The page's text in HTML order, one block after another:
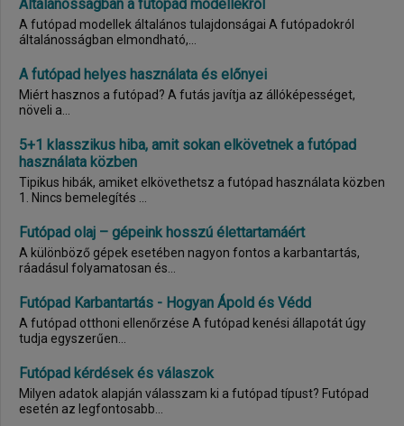
Általánosságban a futópad modellekről
A futópad modellek általános tulajdonságai A futópadokról
általánosságban elmondható,...
A futópad helyes használata és előnyei
Miért hasznos a futópad? A futás javítja az állóképességet,
növeli a...
5+1 klasszikus hiba, amit sokan elkövetnek a futópad
használata közben
Tipikus hibák, amiket elkövethetsz a futópad használata közben
Futópad olaj – gépeink hosszú élettartamáért
A különböző gépek esetében nagyon fontos a karbantartás,
ráadásul folyamatosan és...
Futópad Karbantartás - Hogyan Ápold és Védd
A futópad otthoni ellenőrzése A futópad kenési állapotát úgy
tudja egyszerűen...
Futópad kérdések és válaszok
Milyen adatok alapján válasszam ki a futópad típust? Futópad
esetén az legfontosabb...